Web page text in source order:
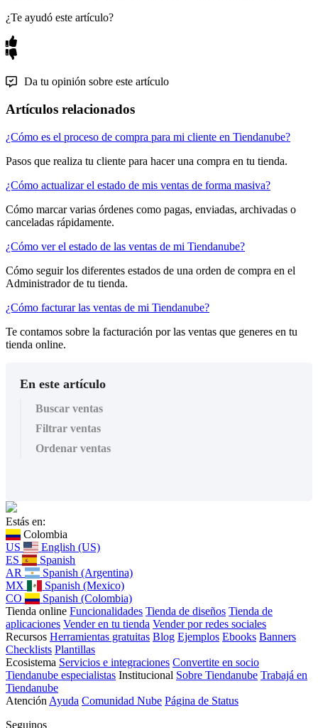
¿Te ayudó este artículo?
Da tu opinión sobre este artículo
Artículos relacionados
¿Cómo es el proceso de compra para mi cliente en Tiendanube?
Pasos que realiza tu cliente para hacer una compra en tu tienda.
¿Cómo actualizar el estado de mis ventas de forma masiva?
Cómo marcar varias órdenes como pagas, enviadas, archivadas o
canceladas rápidamente.
¿Cómo ver el estado de las ventas de mi Tiendanube?
Cómo seguir los diferentes estados de una orden de compra en el
Administrador de tu tienda.
¿Cómo facturar las ventas de mi Tiendanube?
Te contamos sobre la facturación por las ventas que generes en tu
tienda online.
En este artículo
Buscar ventas
Filtrar ventas
Ordenar ventas
Estás en:
Colombia
US
English (US)
ES
Spanish
AR
Spanish (Argentina)
MX
Spanish (Mexico)
CO
Spanish (Colombia)
Tienda online Funcionalidades Tienda de diseños Tienda de
aplicaciones Vender en tu tienda Vender por redes sociales
Recursos Herramientas gratuitas Blog Ejemplos Ebooks Banners
Checklists Plantillas
Ecosistema Servicios e integraciones Convertite en socio
Tiendanube especialistas Institucional Sobre Tiendanube Trabajá en
Tiendanube
Atención Ayuda Comunidad Nube Página de Status
Seguinos